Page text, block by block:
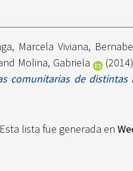
Marcela Viviana,
Molina, Gabriela (2014)
comunitarias de distintas
Esta lista fue generada en